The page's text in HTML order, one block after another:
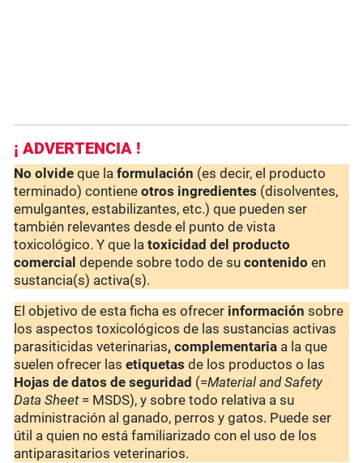
¡ ADVERTENCIA !
No olvide que laformulación (es decir, el producto
terminado) contieneotros ingredientes (disolventes,
emulgantes, estabilizantes, etc.) que pueden ser
también relevantes desde el punto de vista
toxicológico. Y que latoxicidad del producto
comercial depende sobre todo de sucontenido en
sustancia(s) activa(s).
El objetivo de esta ficha es ofrecer informaciónsobre
los aspectos toxicológicos de las sustancias activas
parasiticidas veterinarias, complementaria a la que
suelen ofrecer lasetiquetas de los productos o las
Hojas de datos de seguridad (=Material and Safety
Data Sheet= MSDS), y sobre todo relativa a su
administración al ganado, perros y gatos. Puede ser
útil a quien no está familiarizado con el uso de los
antiparasitarios veterinarios.